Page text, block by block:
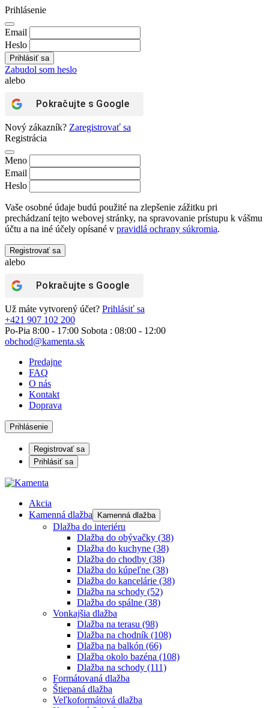
Prihlásenie
Email
Heslo
Zabudol som heslo
alebo
Pokračujte s Google
Nový zákazník? Zaregistrovať sa
Registrácia
Meno
Email
Heslo
Vaše osobné údaje budú použité na zlepšenie zážitku pri
prechádzaní tejto webovej stránky, na spravovanie prístupu k vášmu
účtu a na iné účely opísané v pravidlá ochrany súkromia.
Registrovať sa
alebo
Pokračujte s Google
Už máte vytvorený účet? Prihlásiť sa
+421 907 102 200
Po-Pia 8:00 - 17:00 Sobota : 08:00 - 12:00
obchod@kamenta.sk
Predajne
FAQ
O nás
Kontakt
Doprava
Prihlásenie
Registrovať sa
Prihlásiť sa
Akcia
Kamenná dlažba
Kamenná dlažba
Dlažba do interiéru
Dlažba do obývačky (38)
Dlažba do kuchyne (38)
Dlažba do chodby (38)
Dlažba do kúpeľne (38)
Dlažba do kancelárie (38)
Dlažba na schody (52)
Dlažba do spálne (38)
Vonkajšia dlažba
Dlažba na terasu (98)
Dlažba na chodník (108)
Dlažba na balkón (66)
Dlažba okolo bazéna (108)
Dlažba na schody (111)
Formátovaná dlažba
Štiepaná dlažba
Veľkoformátová dlažba